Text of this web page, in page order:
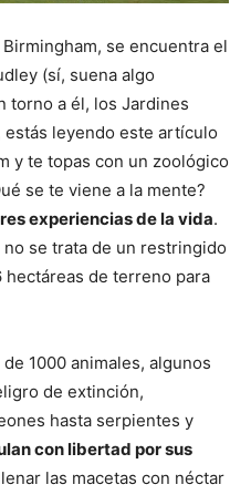
se encuentra el
(sí, suena algo
torno a él, los Jardines
estás leyendo este artículo
y te topas con un zoológico
se te viene a la mente?
experiencias de la vida.
se trata de un restringido
hectáreas de terreno para
1000 animales, algunos
de extinción,
hasta serpientes y
con libertad por sus
las macetas con néctar